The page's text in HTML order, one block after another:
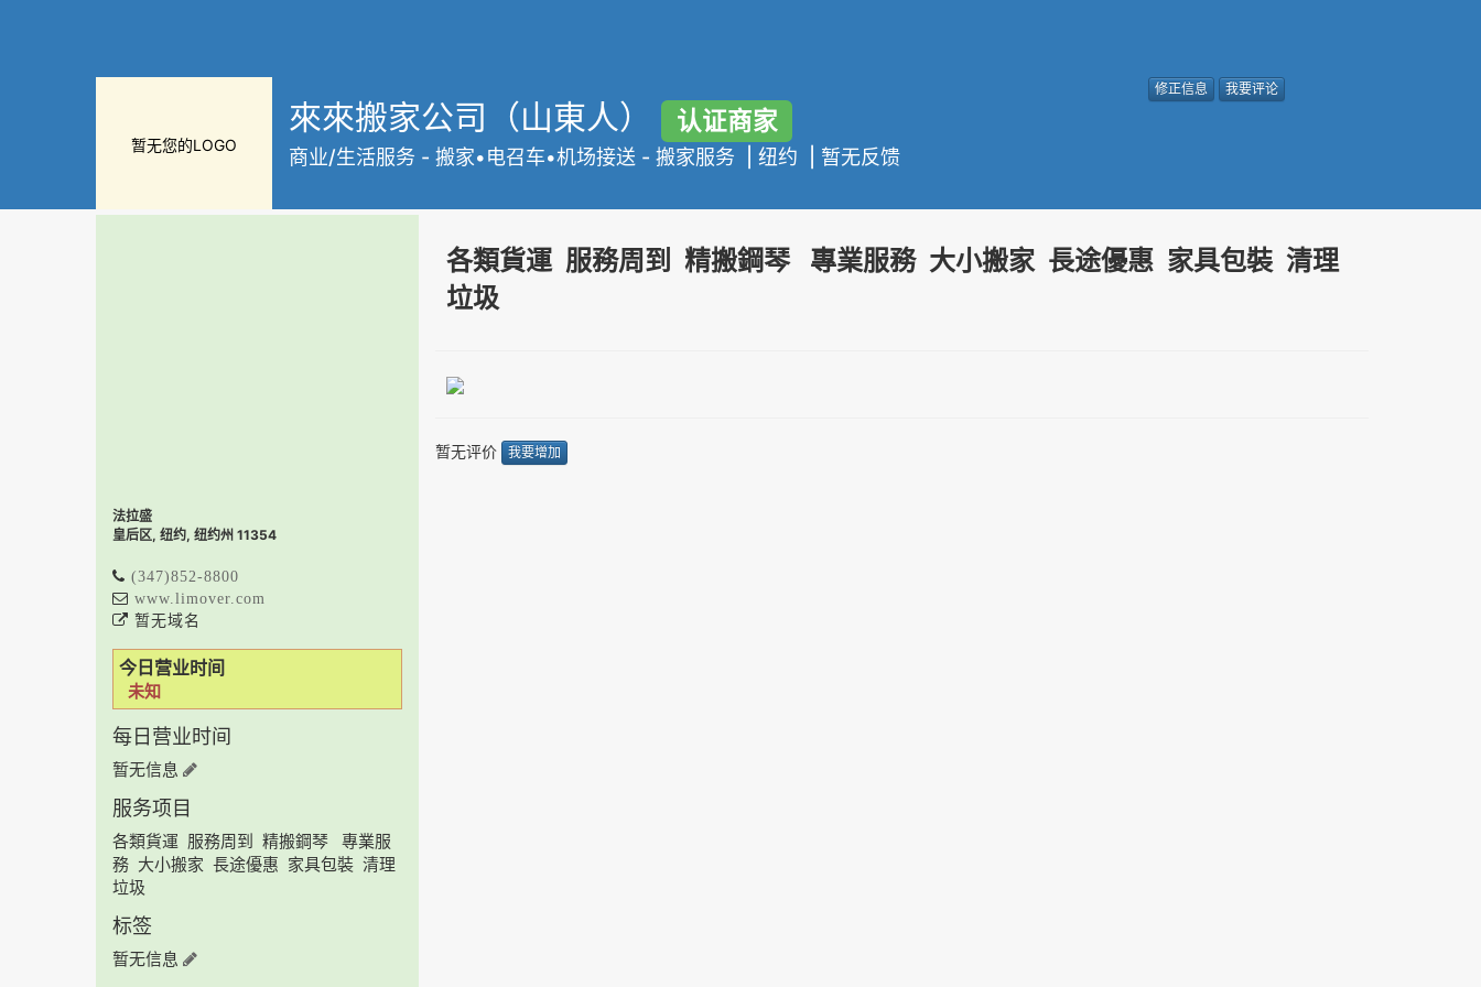
暂无您的LOGO
來來搬家公司（山東人） 认证商家
商业/生活服务 - 搬家•电召车•机场接送 - 搬家服务 | 纽约 | 暂无反馈
修正信息 我要评论
法拉盛
皇后区, 纽约, 纽约州 11354
(347)852-8800
www.limover.com
暂无域名
今日营业时间
未知
每日营业时间
暂无信息
服务项目
各類貨運 服務周到 精搬鋼琴 專業服
務 大小搬家 長途優惠 家具包裝 清理
垃圾
标签
暂无信息
各類貨運 服務周到 精搬鋼琴 專業服務 大小搬家 長途優惠 家具包裝 清理
垃圾
暂无评价 我要增加